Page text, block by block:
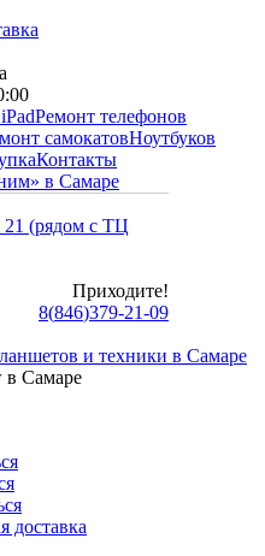
Ремонт телефонов
самокатовНоутбуков
Контакты
21 (рядом с ТЦ
Приходите!
8(846)379-21-09
и техники в Самаре
в Самаре